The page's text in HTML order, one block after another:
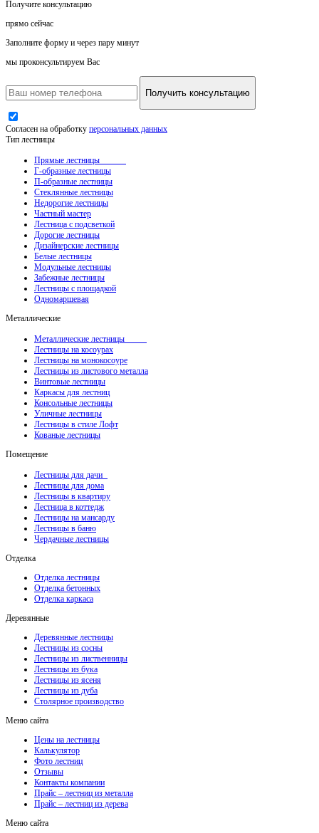
Получите консультацию
прямо сейчас
Заполните форму и через пару минут
мы проконсультируем Вас
Получить консультацию
Согласен на обработку персональных данных
Тип лестницы
Прямые лестницы
Г-образные лестницы
П-образные лестницы
Стеклянные лестницы
Недорогие лестницы
Частный мастер
Лестница с подсветкой
Дорогие лестницы
Дизайнерские лестницы
Белые лестницы
Модульные лестницы
Забежные лестницы
Лестницы с площадкой
Одномаршевая
Металлические
Металлические лестницы
Лестницы на косоурах
Лестницы на монокосоуре
Лестницы из листового металла
Винтовые лестницы
Каркасы для лестниц
Консольные лестницы
Уличные лестницы
Лестницы в стиле Лофт
Кованые лестницы
Помещение
Лестницы для дачи
Лестницы для дома
Лестницы в квартиру
Лестница в коттедж
Лестницы на мансарду
Лестницы в баню
Чердачные лестницы
Отделка
Отделка лестницы
Отделка бетонных
Отделка каркаса
Деревянные
Деревянные лестницы
Лестницы из сосны
Лестницы из лиственницы
Лестницы из бука
Лестницы из ясеня
Лестницы из дуба
Столярное производство
Меню сайта
Цены на лестницы
Калькулятор
Фото лестниц
Отзывы
Контакты компании
Прайс – лестниц из металла
Прайс – лестниц из дерева
Меню сайта